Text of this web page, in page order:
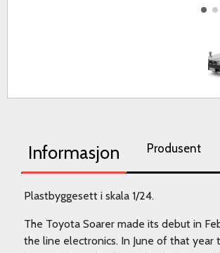
Informasjon Produsent
Plastbyggesett i skala 1/24.
The Toyota Soarer made its debut in
the line electronics. In June of that